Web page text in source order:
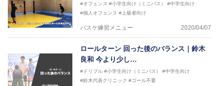
#オフェンス #小学生向け（ミニバス）
#中学生向け
#個人オフェンス #上級者向け
バスケ練習メニュー 2020/04/07
ロールターン 回った後のバランス｜鈴木
良和 今より少し…
#ドリブル #小学生向け（ミニバス）
#中学生向け
#鈴木代表クリニック #ゴール不要